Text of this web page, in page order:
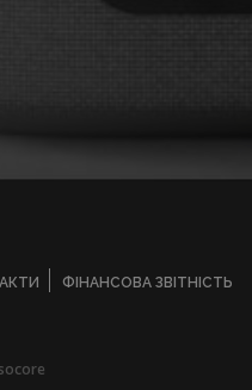
ФІНАНСОВА ЗВІТНІСТЬ